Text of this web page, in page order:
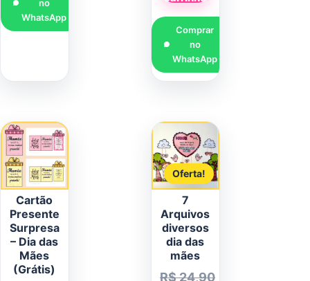
no
WhatsApp
Comprar
no
WhatsApp
Cartão
Presente
Surpresa
– Dia das
Mães
(Grátis)
Oferta!
7
Arquivos
diversos
dia das
mães
R$24,90